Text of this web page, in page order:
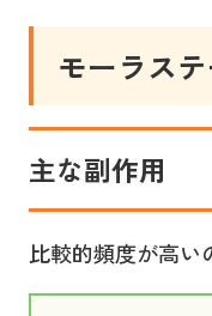
モーラス
主な副作用
比較的頻度が高い